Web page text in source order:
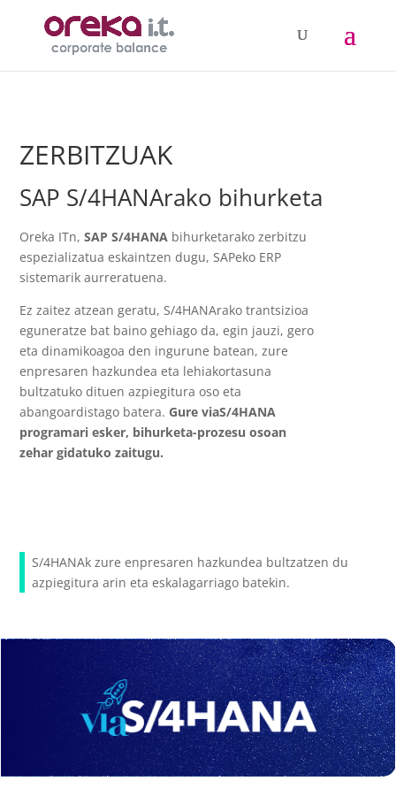
ZERBITZUAK
SAP S/4HANArako bihurketa
Oreka ITn,SAP S/4HANA bihurketarako zerbitzu
espezializatua eskaintzen dugu, SAPeko ERP
sistemarik aurreratuena.
Ez zaitez atzean geratu, S/4HANArako trantsizioa
eguneratze bat baino gehiago da, egin jauzi, gero
eta dinamikoagoa den ingurune batean, zure
enpresaren hazkundea eta lehiakortasuna
bultzatuko dituen azpiegitura oso eta
abangoardistago batera. Gure viaS/4HANA
programari esker, bihurketa-prozesu osoan
zehar gidatuko zaitugu.
S/4HANAk zure enpresaren hazkundea bultzatzen du
azpiegitura arin eta eskalagarriago batekin.